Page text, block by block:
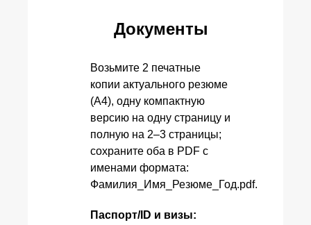
Документы
Возьмите 2 печатные
копии актуального резюме
(A4), одну компактную
версию на одну страницу и
полную на 2–3 страницы;
сохраните оба в PDF с
именами формата:
Фамилия_Имя_Резюме_Год.pdf.
Паспорт/ID и визы: